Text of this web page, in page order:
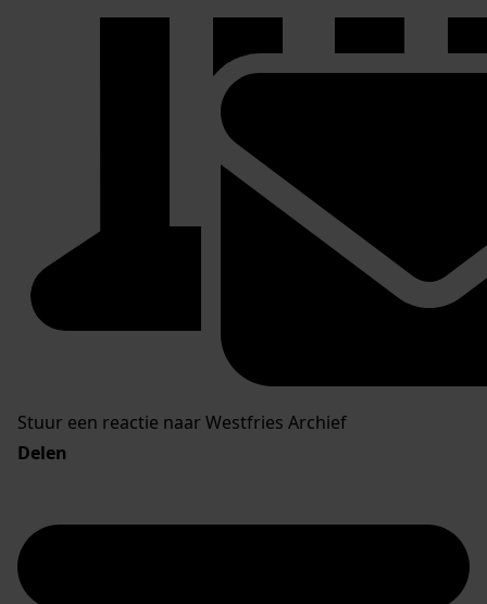
Stuur een reactie naar Westfries Archief
Delen